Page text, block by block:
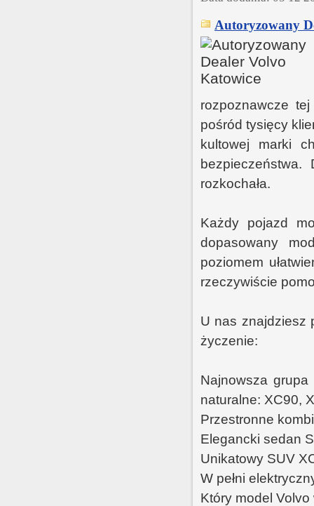
Autoryzowany
rozpoznawcze
pośród tysięcy
kultowej marki
rozkochała.
Każdy pojazd
dopasowany
poziomem
rzeczywiście
U nas znajdziesz
życzenie:
Najnowsza
naturalne: XC90,
Przestronne
Elegancki sedan
Unikatowy SUV
W pełni
Który model